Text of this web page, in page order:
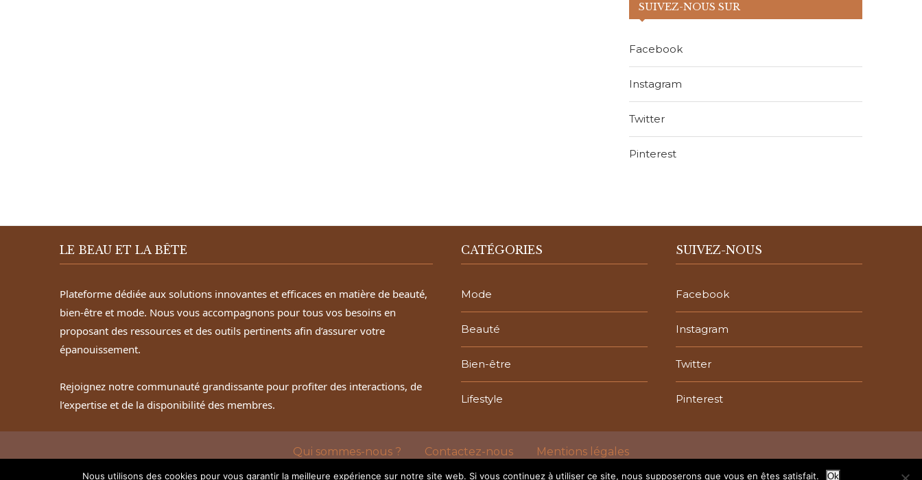
SUIVEZ-NOUS SUR
Facebook
Instagram
Twitter
Pinterest
LE BEAU ET LA BÊTE
Plateforme dédiée aux solutions innovantes et efficaces en matière de beauté,
bien-être et mode. Nous vous accompagnons pour tous vos besoins en
proposant des ressources et des outils pertinents afin d’assurer votre
épanouissement.
Rejoignez notre communauté grandissante pour profiter des interactions, de
l’expertise et de la disponibilité des membres.
CATÉGORIES
Mode
Beauté
Bien-être
Lifestyle
SUIVEZ-NOUS
Facebook
Instagram
Twitter
Pinterest
Qui sommes-nous ? Contactez-nous Mentions légales
@2024 - Tous droits réservés.LE BEAU ET LA BÊTE
Nous utilisons des cookies pour vous garantir la meilleure expérience sur notre site web. Si vous continuez à utiliser ce site, nous supposerons que vous en êtes satisfait. Ok